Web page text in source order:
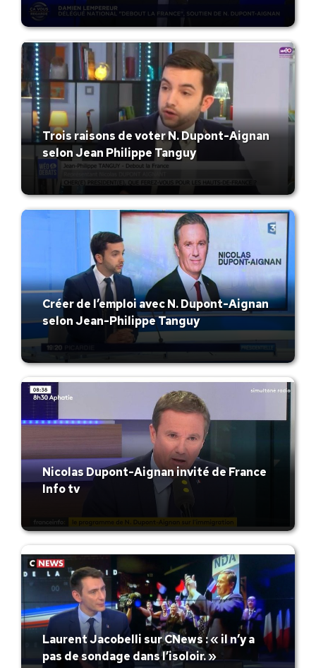
Trois raisons de voter N. Dupont-Aignan
selon Jean Philippe Tanguy
Créer de l’emploi avec N. Dupont-Aignan
selon Jean-Philippe Tanguy
Nicolas Dupont-Aignan invité de France
Info tv
Laurent Jacobelli sur CNews : « il n’y a
pas de sondage dans l’isoloir. »